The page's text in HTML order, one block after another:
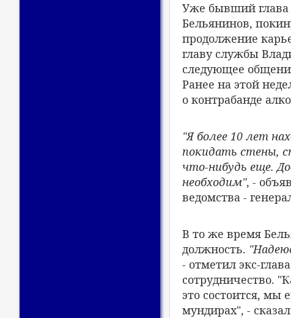
Уже бывший
Бельянинов,
продолжение
главу службы
следующее
Ранее на этой
о контрабанде
"Я более 10 лет
покидать стены,
что-нибудь еще.
необходим", -
ведомства -
В то же время
должность.
- отметил экс-
сотрудничество.
это состоится, мы
мундирах", -